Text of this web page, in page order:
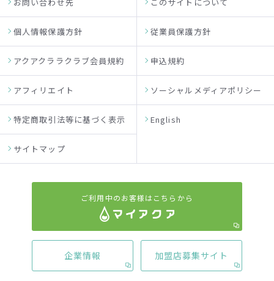
お問い合わせ先 このサイトについて
個人情報保護方針 従業員保護方針
アクアクララクラブ会員規約 申込規約
アフィリエイト ソーシャルメディアポリシー
特定商取引法等に基づく表示 English
サイトマップ
ご利用中のお客様はこちらから
企業情報 加盟店募集サイト